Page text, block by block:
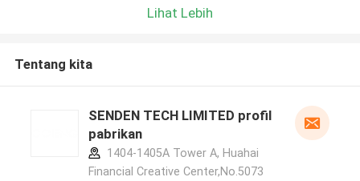
Lihat Lebih
Tentang kita
SENDEN TECH LIMITED profil
pabrikan
1404-1405A Tower A, Huahai
Financial Creative Center,No.5073